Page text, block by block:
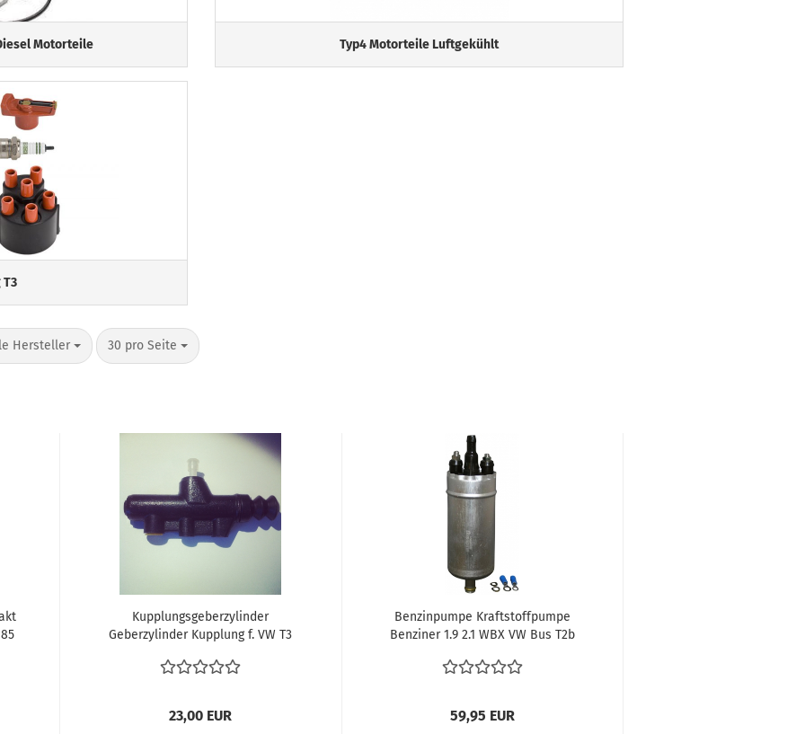
Motorteile Typ4 Motorteile Luftgekühlt
Hersteller
Seite 30 pro Seite
pro Seite
Kupplungsgeberzylinder
Geberzylinder Kupplung f. VW T3
23,00 EUR
Benzinpumpe Kraftstoffpumpe
Benziner 1.9 2.1 WBX VW Bus T2b
59,95 EUR